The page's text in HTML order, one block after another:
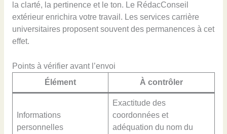
la clarté, la pertinence et le ton. Le RédacConseil
extérieur enrichira votre travail. Les services carrière
universitaires proposent souvent des permanences à cet
effet.
Points à vérifier avant l’envoi
Élément
À contrôler
Informations
personnelles
Exactitude des
coordonnées et
adéquation du nom du